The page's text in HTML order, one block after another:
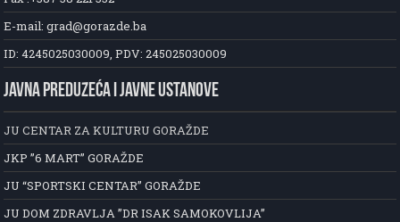
E-mail: grad@gorazde.ba
ID: 4245025030009, PDV: 245025030009
JAVNA PREDUZEĆA I JAVNE USTANOVE
JU CENTAR ZA KULTURU GORAŽDE
JKP ”6 MART” GORAŽDE
JU “SPORTSKI CENTAR” GORAŽDE
JU DOM ZDRAVLJA ”DR ISAK SAMOKOVLIJA”